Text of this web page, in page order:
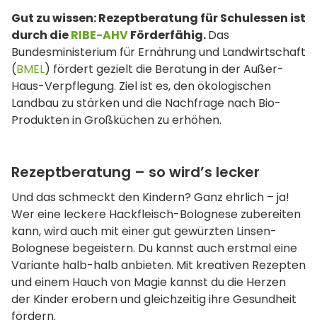
Gut zu wissen: Rezeptberatung für Schulessen ist
durch dieRIBE-AHVFörderfähig.Das
Bundesministerium für Ernährung und Landwirtschaft
(BMEL) fördert gezielt die Beratung in der Außer-
Haus-Verpflegung. Ziel ist es, den ökologischen
Landbau zu stärken und die Nachfrage nach Bio-
Produkten in Großküchen zu erhöhen.
Rezeptberatung – so wird’s lecker
Und das schmeckt den Kindern? Ganz ehrlich – ja!
Wer eine leckere Hackfleisch-Bolognese zubereiten
kann, wird auch mit einer gut gewürzten Linsen-
Bolognese begeistern. Du kannst auch erstmal eine
Variante halb-halb anbieten. Mit kreativen Rezepten
und einem Hauch von Magie kannst du die Herzen
der Kinder erobern und gleichzeitig ihre Gesundheit
fördern.